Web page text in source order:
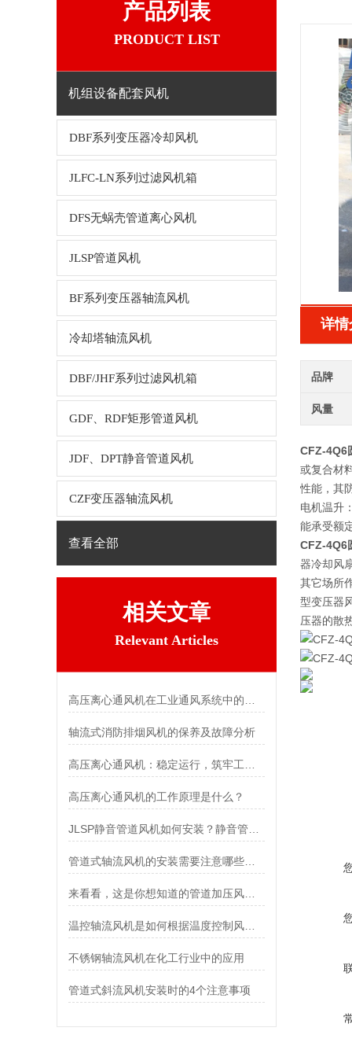
产品列表
PRODUCT LIST
机组设备配套风机
DBF系列变压器冷却风机
JLFC-LN系列过滤风机箱
DFS无蜗壳管道离心风机
JLSP管道风机
BF系列变压器轴流风机
冷却塔轴流风机
DBF/JHF系列过滤风机箱
GDF、RDF矩形管道风机
JDF、DPT静音管道风机
CZF变压器轴流风机
查看全部
相关文章
Relevant Articles
轴流式消防排烟风机的保养及故障分析
高压离心通风机的工作原理是什么？
管道式轴流风机的安装需要注意哪些事项？
来看看，这是你想知道的管道加压风机吗？
温控轴流风机是如何根据温度控制风扇转速的？
不锈钢轴流风机在化工行业中的应用
管道式斜流风机安装时的4个注意事项
详
品牌
风量
CFZ-4Q6
或复合材
性能，其
电机温升
能承受额
CFZ-4Q6
器冷却风
其它场所
型变压器
压器的散